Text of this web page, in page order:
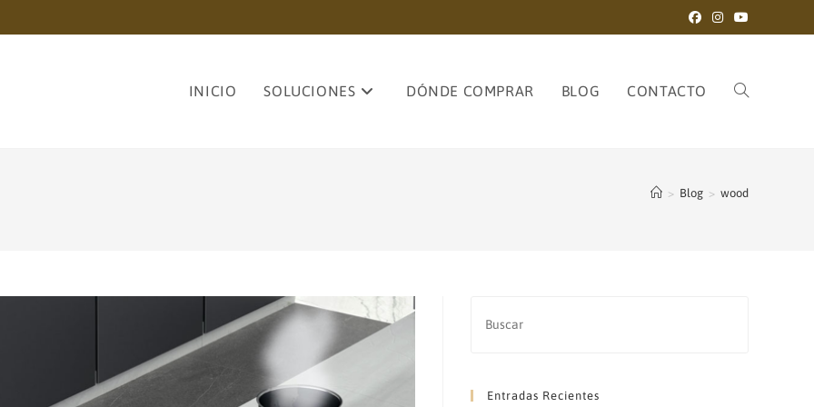
INICIO SOLUCIONES DÓNDE COMPRAR BLOG CONTACTO ALTERNAR
> Blog > wood
Entradas Recientes